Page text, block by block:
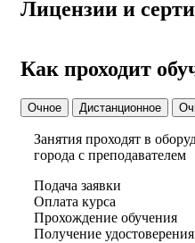
Лицензии и
Как проходит
Очное Дистанционное
Занятия проходят в
города с преподавателем
Подача заявки
Оплата курса
Прохождение обучения
Получение удостоверения